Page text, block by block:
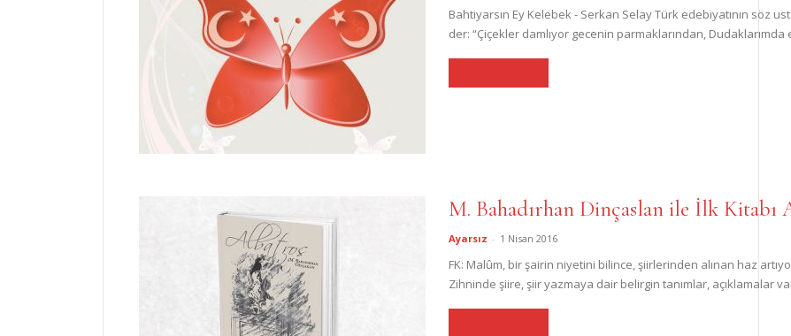
Bahtiyarsın Ey Kelebek - Serkan Selay Türk edebiyatının söz
der: “Çiçekler damlıyor gecenin parmaklarından,
M. Bahadırhan Dinçaslan ile İlk
Ayarsız - 1 Nisan 2016
FK: Malûm, bir şairin niyetini bilince, şiirlerinden alınan haz
Zihninde şiire, şiir yazmaya dair belirgin tanımlar, açıklamalar